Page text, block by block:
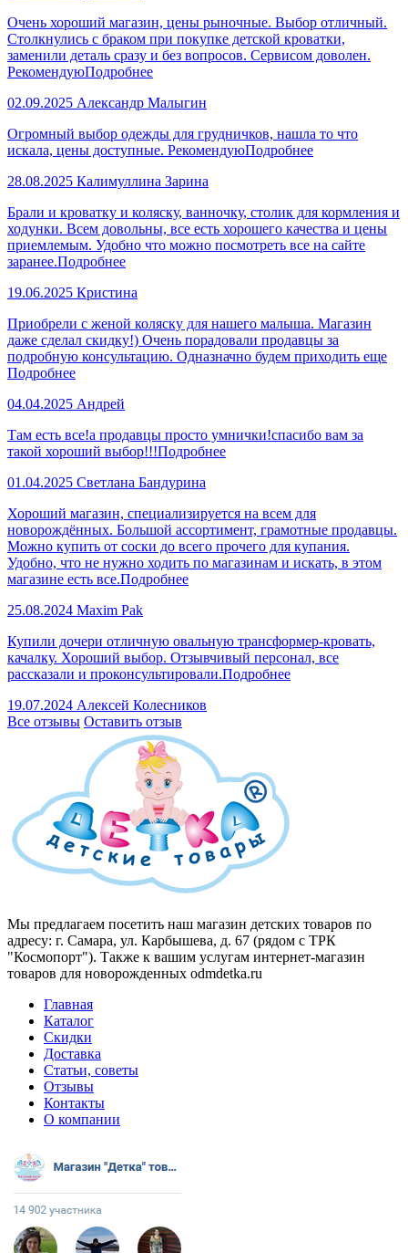
Очень хороший магазин, цены рыночные. Выбор отличный.
Столкнулись с браком при покупке детской кроватки,
заменили деталь сразу и без вопросов. Сервисом доволен.
РекомендуюПодробнее
02.09.2025 Александр Малыгин
Огромный выбор одежды для грудничков, нашла то что
искала, цены доступные. РекомендуюПодробнее
28.08.2025 Калимуллина Зарина
Брали и кроватку и коляску, ванночку, столик для кормления и
ходунки. Всем довольны, все есть хорошего качества и цены
приемлемым. Удобно что можно посмотреть все на сайте
заранее.Подробнее
19.06.2025 Кристина
Приобрели с женой коляску для нашего малыша. Магазин
даже сделал скидку!) Очень порадовали продавцы за
подробную консультацию. Одназначно будем приходить еще
Подробнее
04.04.2025 Андрей
Там есть все!а продавцы просто умнички!спасибо вам за
такой хороший выбор!!!Подробнее
01.04.2025 Светлана Бандурина
Хороший магазин, специализируется на всем для
новорождённых. Большой ассортимент, грамотные продавцы.
Можно купить от соски до всего прочего для купания.
Удобно, что не нужно ходить по магазинам и искать, в этом
магазине есть все.Подробнее
25.08.2024 Maxim Pak
Купили дочери отличную овальную трансформер-кровать,
качалку. Хороший выбор. Отзывчивый персонал, все
рассказали и проконсультировали.Подробнее
19.07.2024 Алексей Колесников
Все отзывы Оставить отзыв
Мы предлагаем посетить наш магазин детских товаров по
адресу: г. Самара, ул. Карбышева, д. 67 (рядом с ТРК
"Космопорт"). Также к вашим услугам интернет-магазин
товаров для новорожденных odmdetka.ru
Главная
Каталог
Скидки
Доставка
Статьи, советы
Отзывы
Контакты
О компании